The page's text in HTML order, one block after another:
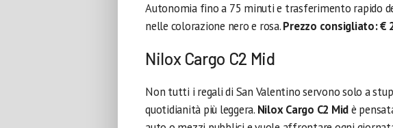
Autonomia fino a 75 minuti e trasferimento rapido
nelle colorazione nero e rosa.Prezzo consigliato: €
Nilox Cargo C2 Mid
Non tutti i regali di San Valentino servono solo a
quotidianità più leggera. Nilox Cargo C2 Midè